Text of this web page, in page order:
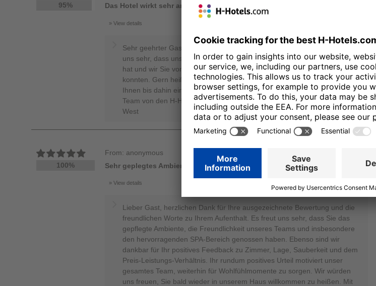
95%
Das Hotel wirkt sehr ansprechend
View details
Sehr geehrter Gast, herzlichen Dank für Ihre super Bewertung. Es freut
uns sehr, dass unser Hotel Ihren Geschmack in allen Bereichen getroffen
hat und wir Sie von unseren Service Dienstleistungen überzeugen
konnten. Gern heißen wir Sie bald wieder Willkommen und wünschen
Ihnen bis dahin eine schöne Zeit. Viele Grüße aus Friedrichroda, Ihr
Team von den H-Hotels, Michelle Steinegger - online Reputation Assistent
West
100%
From: anonymous
Sehr geplegtes Ambiens, nettes Personal, SPA hervorragend.
View details
Lieber Gast, herzlichen Dank für Ihre ausgezeichnete Bewertung und die
freundlichen Worte zu Ihrem Aufenthalt. Es freut uns sehr, dass Sie das
gepflegte Ambiente, die Freundlichkeit unseres Teams und insbesondere
den hervorragenden SPA-Bereich genossen haben. Ebenso sind wir
dankbar für Ihr positives Feedback zu Zimmer, Lage, Sauberkeit und dem
Preis-Leistungs-Verhältnis. Ihr rundum positives Urteil motiviert unser
gesamtes Team, weiterhin für Wohlfühlmomente zu sorgen. Wir würden
uns freuen, Sie bald wieder in unserem Haus willkommen zu heißen. Mit